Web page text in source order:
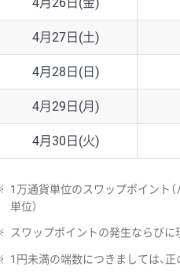
4月27日(土)
4月28日(日)
4月29日(月)
4月30日(火)
1万通貨単位のスワップポイント
単位）
スワップポイントの発生ならび
1円未満の端数につきましては、